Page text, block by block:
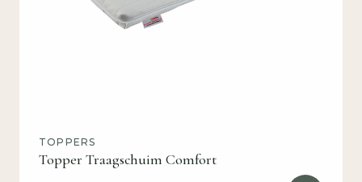
TOPPERS
Topper Traagschuim Comfort